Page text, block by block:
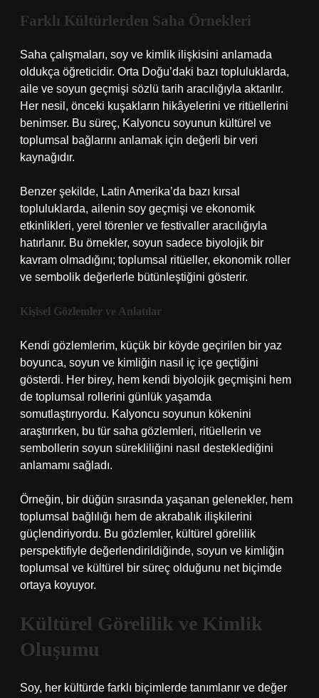
Farklı Kültürlerden Saha Örnekleri
Saha çalışmaları, soy ve kimlik ilişkisini anlamada
oldukça öğreticidir. Orta Doğu’daki bazı topluluklarda,
aile ve soyun geçmişi sözlü tarih aracılığıyla aktarılır.
Her nesil, önceki kuşakların hikâyelerini ve ritüellerini
benimser. Bu süreç, Kalyoncu soyunun kültürel ve
toplumsal bağlarını anlamak için değerli bir veri
kaynağıdır.
Benzer şekilde, Latin Amerika’da bazı kırsal
topluluklarda, ailenin soy geçmişi ve ekonomik
etkinlikleri, yerel törenler ve festivaller aracılığıyla
hatırlanır. Bu örnekler, soyun sadece biyolojik bir
kavram olmadığını; toplumsal ritüeller, ekonomik roller
ve sembolik değerlerle bütünleştiğini gösterir.
Kişisel Gözlemler ve Anlatılar
Kendi gözlemlerim, küçük bir köyde geçirilen bir yaz
boyunca, soyun ve kimliğin nasıl iç içe geçtiğini
gösterdi. Her birey, hem kendi biyolojik geçmişini hem
de toplumsal rollerini günlük yaşamda
somutlaştırıyordu. Kalyoncu soyunun kökenini
araştırırken, bu tür saha gözlemleri, ritüellerin ve
sembollerin soyun sürekliliğini nasıl desteklediğini
anlamamı sağladı.
Örneğin, bir düğün sırasında yaşanan gelenekler, hem
toplumsal bağlılığı hem de akrabalık ilişkilerini
güçlendiriyordu. Bu gözlemler, kültürel görelilik
perspektifiyle değerlendirildiğinde, soyun ve kimliğin
toplumsal ve kültürel bir süreç olduğunu net biçimde
ortaya koyuyor.
Kültürel Görelilik ve Kimlik
Oluşumu
Soy, her kültürde farklı biçimlerde tanımlanır ve değer